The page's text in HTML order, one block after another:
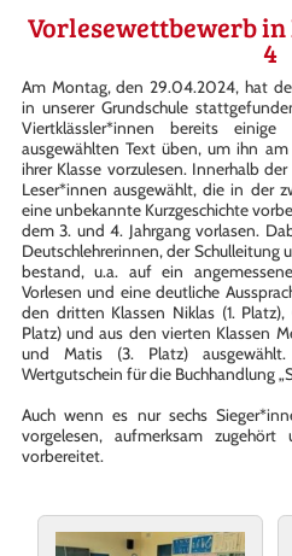
Vorlesewettbewerb
4
Am Montag, den 29.04.2024, hat
in unserer Grundschule
Viertklässler*innen bereits
ausgewählten Text üben, um ihn
ihrer Klasse vorzulesen. Innerhalb
Leser*innen ausgewählt, die in der
eine unbekannte Kurzgeschichte
dem 3. und 4. Jahrgang vorlasen.
Deutschlehrerinnen, der
bestand, u.a. auf ein
Vorlesen und eine deutliche
den dritten Klassen Niklas (1.
Platz) und aus den vierten Klassen
und Matis (3. Platz)
Wertgutschein für die Buchhandlung
Auch wenn es nur sechs
vorgelesen, aufmerksam
vorbereitet.